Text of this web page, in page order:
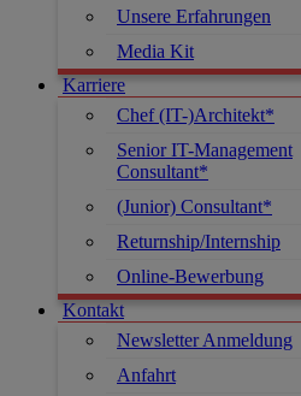
Unsere Erfahrungen
Media Kit
Karriere
Chef (IT-)Architekt*
Senior IT-Management
Consultant*
(Junior) Consultant*
Returnship/Internship
Online-Bewerbung
Kontakt
Newsletter Anmeldung
Anfahrt